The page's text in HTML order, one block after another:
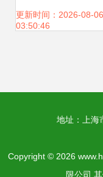
尽美的智能卡方
更新时间：2026-08-06
03:50:46
地址：上海
Copyright © 2026
限公司